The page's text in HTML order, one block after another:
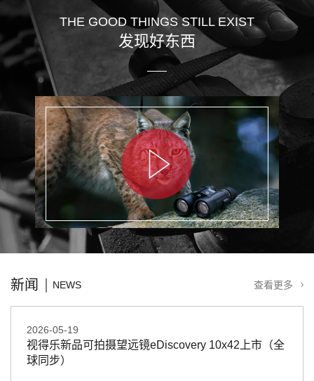
THE GOOD THINGS STILL EXIST
发现好东西
新闻 NEWS 查看更多
2026-05-19
视得乐新品可拍摄望远镜eDiscovery 10x42上市（全
球同步）